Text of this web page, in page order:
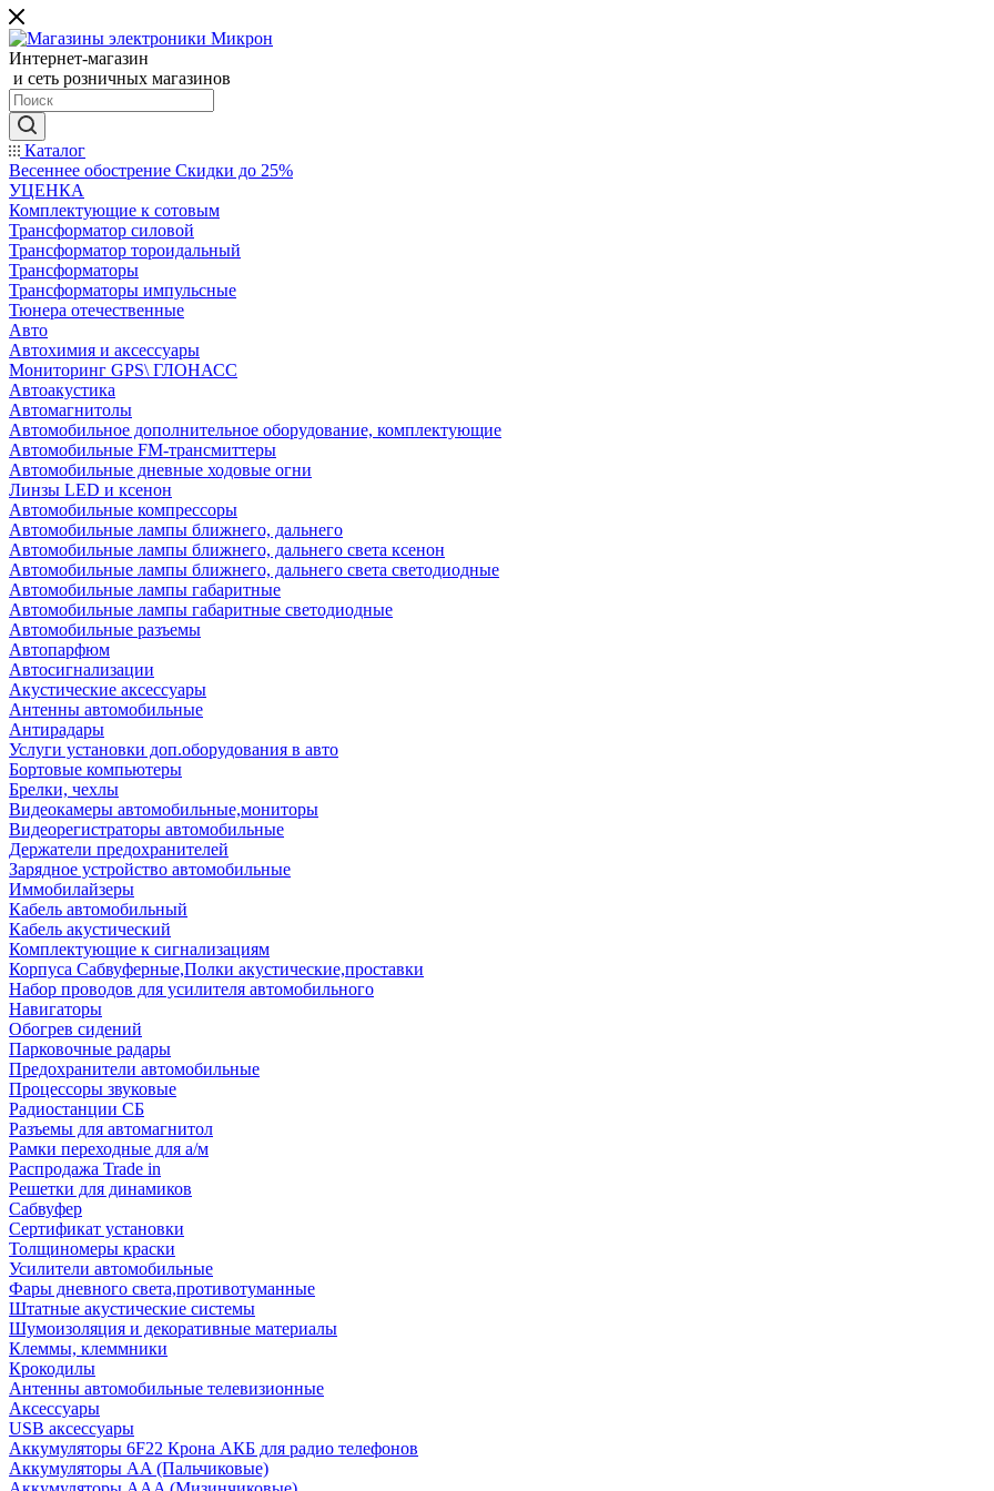
Интернет-магазин
и сеть розничных магазинов
Каталог
Весеннее обострение Скидки до 25%
УЦЕНКА
Комплектующие к сотовым
Трансформатор силовой
Трансформатор тороидальный
Трансформаторы
Трансформаторы импульсные
Тюнера отечественные
Авто
Автохимия и аксессуары
Мониторинг GPS\ ГЛОНАСС
Автоакустика
Автомагнитолы
Автомобильное дополнительное оборудование, комплектующие
Автомобильные FM-трансмиттеры
Автомобильные дневные ходовые огни
Линзы LED и ксенон
Автомобильные компрессоры
Автомобильные лампы ближнего, дальнего
Автомобильные лампы ближнего, дальнего света ксенон
Автомобильные лампы ближнего, дальнего света светодиодные
Автомобильные лампы габаритные
Автомобильные лампы габаритные светодиодные
Автомобильные разъемы
Автопарфюм
Автосигнализации
Акустические аксессуары
Антенны автомобильные
Антирадары
Услуги установки доп.оборудования в авто
Бортовые компьютеры
Брелки, чехлы
Видеокамеры автомобильные,мониторы
Видеорегистраторы автомобильные
Держатели предохранителей
Зарядное устройство автомобильные
Иммобилайзеры
Кабель автомобильный
Кабель акустический
Комплектующие к сигнализациям
Корпуса Сабвуферные,Полки акустические,проставки
Набор проводов для усилителя автомобильного
Навигаторы
Обогрев сидений
Парковочные радары
Предохранители автомобильные
Процессоры звуковые
Радиостанции СБ
Разъемы для автомагнитол
Рамки переходные для а/м
Распродажа Trade in
Решетки для динамиков
Сабвуфер
Сертификат установки
Толщиномеры краски
Усилители автомобильные
Фары дневного света,противотуманные
Штатные акустические системы
Шумоизоляция и декоративные материалы
Клеммы, клеммники
Крокодилы
Антенны автомобильные телевизионные
Аксессуары
USB аксессуары
Аккумуляторы 6F22 Крона АКБ для радио телефонов
Аккумуляторы AA (Пальчиковые)